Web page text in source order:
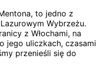
to jedno z
Wybrzeżu.
z Włochami, na
jego uliczkach, czasami
przenieśli się do